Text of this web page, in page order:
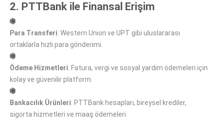
2. PTTBank ile Finansal Erişim
Para Transferi: Western Union ve UPT gibi uluslararası
ortaklarla hızlı para gönderimi.
Ödeme Hizmetleri: Fatura, vergi ve sosyal yardım ödemeleri için
kolay ve güvenilir platform.
Bankacılık Ürünleri: PTTBank hesapları, bireysel krediler,
sigorta hizmetleri ve maaş ödemeleri.